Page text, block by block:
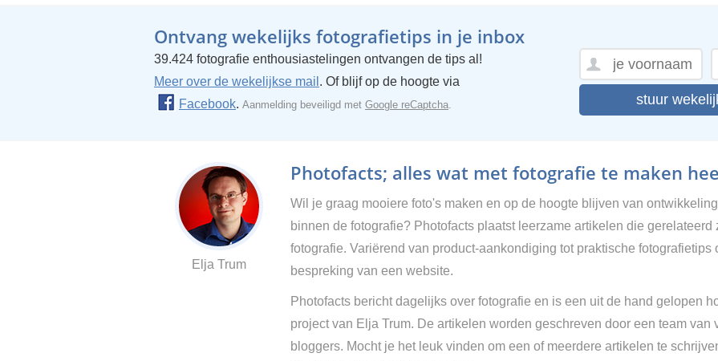
Ontvang wekelijks fotografietips in je inbox
39.424 fotografie enthousiastelingen ontvangen de tips al!
Meer over de wekelijkse mail . Of blijf op de hoogte via
Facebook. Aanmelding beveiligd met Google reCaptcha. stuur
Elja Trum
Photofacts; alles wat met fotografie te maken
Wil je graag mooiere foto's maken en op de hoogte blijven van
binnen de fotografie? Photofacts plaatst leerzame artikelen die gerelateerd
fotografie. Variërend van product-aankondiging tot praktische fotografietips
bespreking van een website.
Photofacts bericht dagelijks over fotografie en is een uit de hand gelopen
project van Elja Trum. De artikelen worden geschreven door een team van
bloggers. Mocht je het leuk vinden om een of meerdere artikelen te